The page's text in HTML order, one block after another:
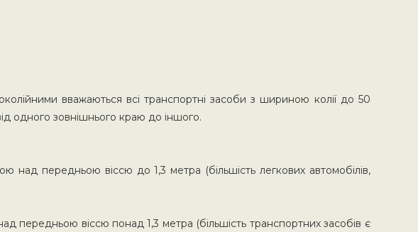
вважаються всі транспортні засоби з шириною колії до 50
одного зовнішнього краю до іншого.
передньою віссю до 1,3 метра (більшість легкових автомобілів,
передньою віссю понад 1,3 метра (більшість транспортних засобів є